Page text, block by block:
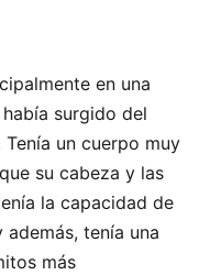
en una
surgido del
Tenía un cuerpo muy
su cabeza y las
la capacidad de
además, tenía una
más